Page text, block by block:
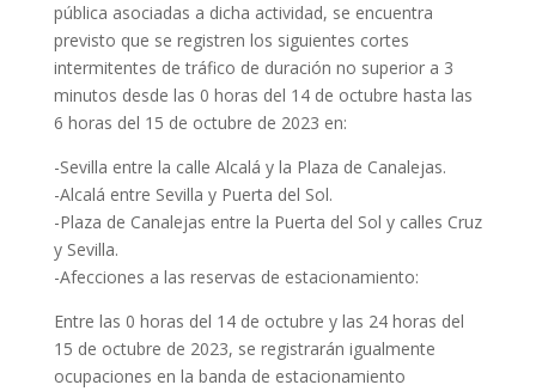
pública asociadas a dicha actividad, se encuentra
previsto que se registren los siguientes cortes
intermitentes de tráfico de duración no superior a 3
minutos desde las 0 horas del 14 de octubre hasta las
6 horas del 15 de octubre de 2023 en:
-Sevilla entre la calle Alcalá y la Plaza de Canalejas.
-Alcalá entre Sevilla y Puerta del Sol.
-Plaza de Canalejas entre la Puerta del Sol y calles Cruz
y Sevilla.
-Afecciones a las reservas de estacionamiento:
Entre las 0 horas del 14 de octubre y las 24 horas del
15 de octubre de 2023, se registrarán igualmente
ocupaciones en la banda de estacionamiento